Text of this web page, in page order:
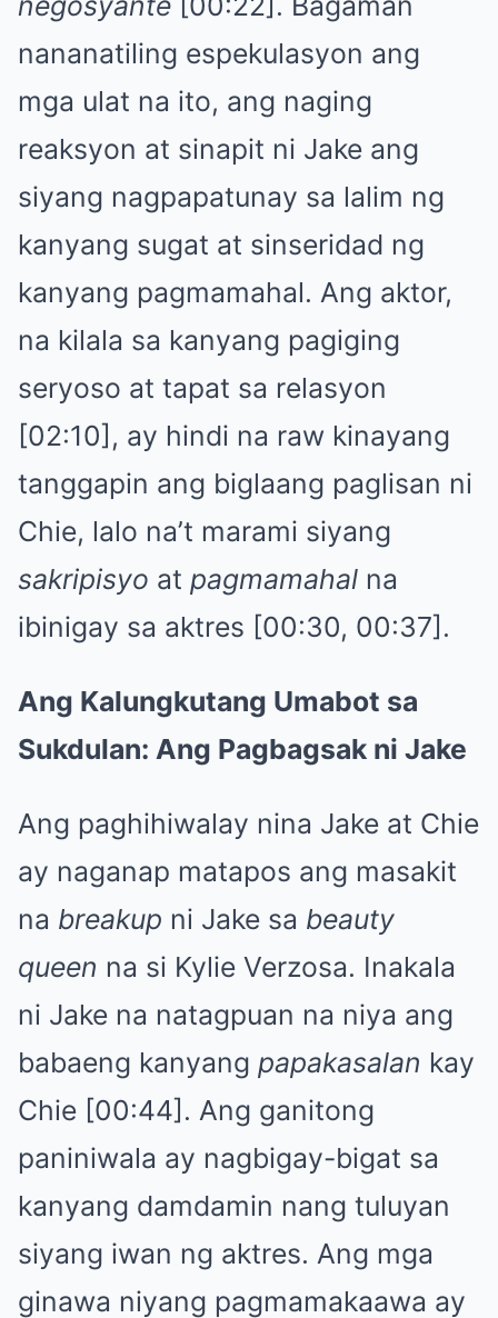
nananatiling espekulasyon ang
mga ulat na ito, ang naging
reaksyon at sinapit ni Jake ang
siyang nagpapatunay sa lalim ng
kanyang sugat at sinseridad ng
kanyang pagmamahal. Ang aktor,
na kilala sa kanyang pagiging
seryoso at tapat sa relasyon
[02:10], ay hindi na raw kinayang
tanggapin ang biglaang paglisan ni
Chie, lalo na’t marami siyang
sakripisyo at pagmamahal na
ibinigay sa aktres [00:30, 00:37].
Ang Kalungkutang Umabot sa
Sukdulan: Ang Pagbagsak ni Jake
Ang paghihiwalay nina Jake at Chie
ay naganap matapos ang masakit
na breakup ni Jake sa beauty
queen na si Kylie Verzosa. Inakala
ni Jake na natagpuan na niya ang
babaeng kanyang papakasalan kay
Chie [00:44]. Ang ganitong
paniniwala ay nagbigay-bigat sa
kanyang damdamin nang tuluyan
siyang iwan ng aktres. Ang mga
ginawa niyang pagmamakaawa ay